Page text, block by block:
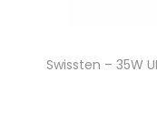
Swissten – 35W